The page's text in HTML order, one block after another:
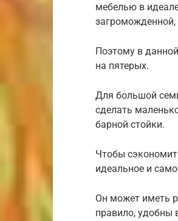
мебелью в
загроможденной,
Поэтому в
на пятерых.
Для большой
сделать
барной стойки.
Чтобы
идеальное и
Он может иметь
правило, удобны